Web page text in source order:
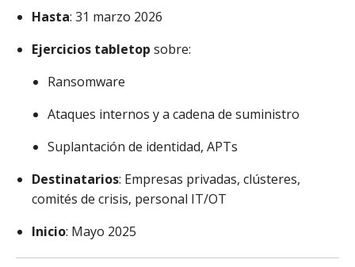
Hasta: 31 marzo 2026
Ejercicios tabletop sobre:
Ransomware
Ataques internos y a cadena de suministro
Suplantación de identidad, APTs
Destinatarios: Empresas privadas, clústeres,
comités de crisis, personal IT/OT
Inicio: Mayo 2025